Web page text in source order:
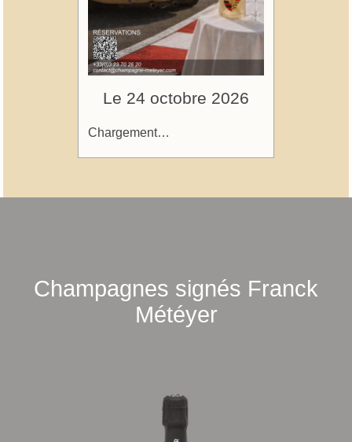
Le 24 octobre 2026
Chargement…
Champagnes signés Franck
Météyer